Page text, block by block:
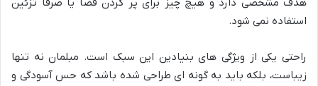
هدف مشخصی دارد و هیچ چیز برای پر کردن فضا یا صرفاً تزئین
استفاده نمی شود.
راحتی یکی از ویژگی های بنیادین این سبک است. مبلمان نه تنها
زیباست، بلکه باید به گونه ای طراحی شده باشد که حس آسودگی و